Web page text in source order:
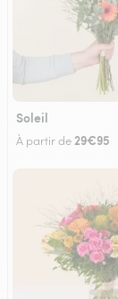
Soleil
À partir de 29€95